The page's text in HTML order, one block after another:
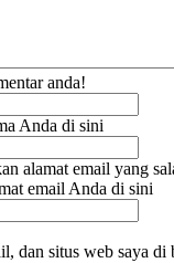
anda!
Anda di sini
alamat email yang
email Anda di sini
dan situs web saya